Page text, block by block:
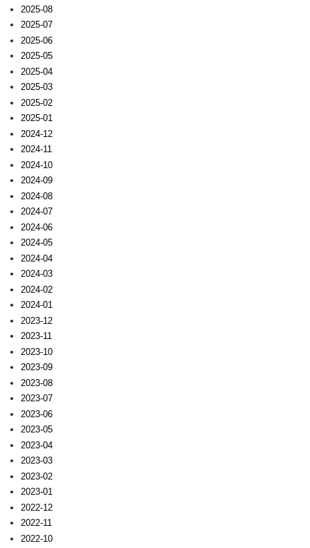
2025-08
2025-07
2025-06
2025-05
2025-04
2025-03
2025-02
2025-01
2024-12
2024-11
2024-10
2024-09
2024-08
2024-07
2024-06
2024-05
2024-04
2024-03
2024-02
2024-01
2023-12
2023-11
2023-10
2023-09
2023-08
2023-07
2023-06
2023-05
2023-04
2023-03
2023-02
2023-01
2022-12
2022-11
2022-10